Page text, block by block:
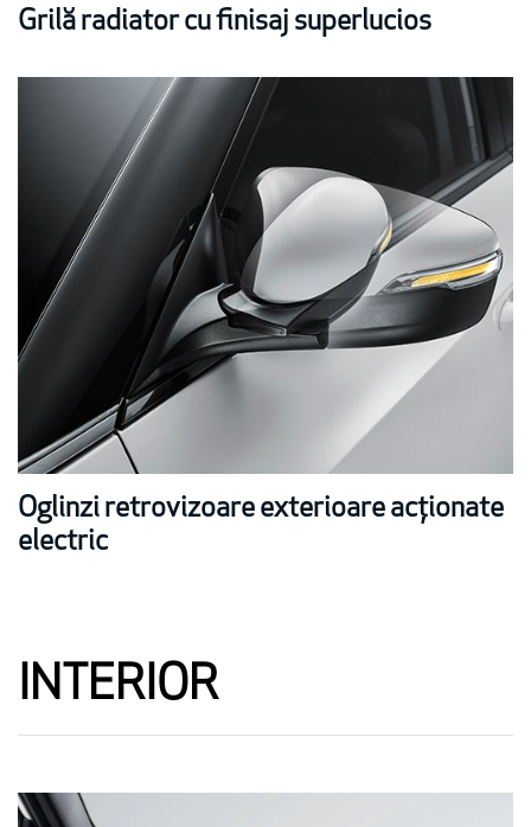
Grilă radiator cu finisaj superlucios
Oglinzi retrovizoare exterioare acționate
electric
INTERIOR